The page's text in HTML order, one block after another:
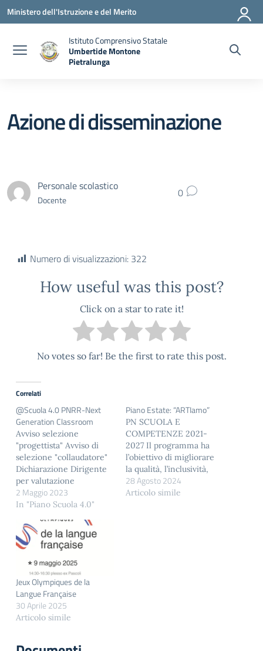
Vai ai contenuti
Vai al menu di navigazione
Vai al footer
Ministero dell'Istruzione e del Merito
Istituto Comprensivo Statale
Umbertide Montone
Pietralunga
Azione di disseminazione
Personale scolastico
Docente 0
Numero di visualizzazioni: 322
How useful was this post?
Click on a star to rate it!
No votes so far! Be the first to rate this post.
Correlati
@Scuola 4.0 PNRR-Next
Generation Classroom
Avviso selezione
"progettista" Avviso di
selezione "collaudatore"
Dichiarazione Dirigente
per valutazione
candidature AZIONE DI
INFORMAZIONE,
PUBBLICITA’ INCARICO
RUP INCARICO PROJECT
MANAGER INCARICO
DE GIOSA INCARICO
COSTANTINI INCARICO
PIERINI FORNITURA
ARREDI: CRITERI
MINIMI AMBIENTALI
2 Maggio 2023
In "Piano Scuola 4.0"
Piano Estate: “ARTIamo”
PN SCUOLA E
COMPETENZE 2021-
2027 Il programma ha
l’obiettivo di migliorare
la qualità, l’inclusività,
l’efficacia e l’attinenza al
mercato del lavoro dei
28 Agosto 2024
Articolo simile
Jeux Olympiques de la
Langue Française
30 Aprile 2025
Articolo simile